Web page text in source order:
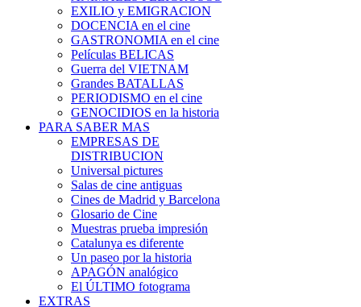
EXILIO y EMIGRACION
DOCENCIA en el cine
GASTRONOMIA en el cine
Películas BELICAS
Guerra del VIETNAM
Grandes BATALLAS
PERIODISMO en el cine
GENOCIDIOS en la historia
PARA SABER MAS
EMPRESAS DE
DISTRIBUCION
Universal pictures
Salas de cine antiguas
Cines de Madrid y Barcelona
Glosario de Cine
Muestras prueba impresión
Catalunya es diferente
Un paseo por la historia
APAGÓN analógico
El ÚLTIMO fotograma
EXTRAS